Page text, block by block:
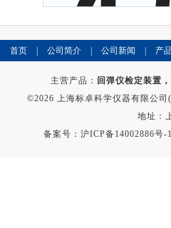
首页 公司简介 公司新闻 产
主营产品： 回弹仪检定装置
©2026 上海标卓科学仪器有限公
地址：
备案号：沪ICP备14002886号-